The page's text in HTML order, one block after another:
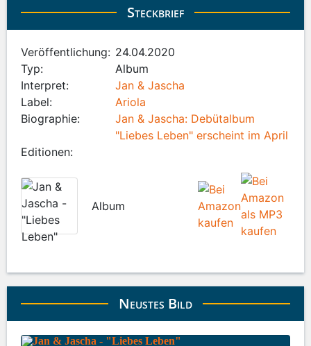
Steckbrief
Veröffentlichung: 24.04.2020
Typ:
Album
Interpret:
Jan & Jascha
Label:
Ariola
Biographie:
Jan & Jascha: Debütalbum
"Liebes Leben" erscheint im April
Editionen:
Album
Neustes Bild